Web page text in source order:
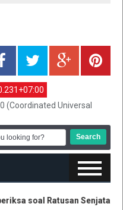
(Coordinated Universal
soal Ratusan Senjata